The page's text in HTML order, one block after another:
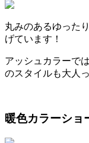
丸みのあるゆった
げています！
アッシュカラーで
のスタイルも大人
暖色カラーショ